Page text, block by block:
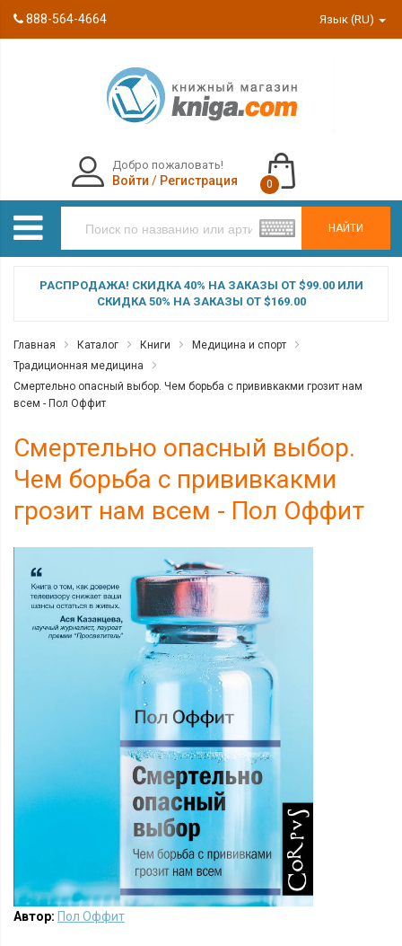
888-564-4664 Язык (RU)
НАЙТИ
Добро пожаловать!
Войти / Регистрация 0
РАСПРОДАЖА! СКИДКА 40% НА ЗАКАЗЫ ОТ $99.00 ИЛИ
СКИДКА 50% НА ЗАКАЗЫ ОТ $169.00
Главная Каталог Книги
Медицина и спорт
Традиционная медицина
Смертельно опасный выбор. Чем борьба с прививкакми грозит нам
всем - Пол Оффит
Смертельно опасный выбор.
Чем борьба с прививкакми
грозит нам всем - Пол Оффит
Автор: Пол Оффит